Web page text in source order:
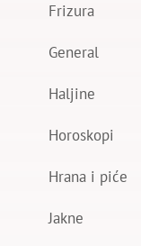
Frizura
General
Haljine
Horoskopi
Hrana i piće
Jakne